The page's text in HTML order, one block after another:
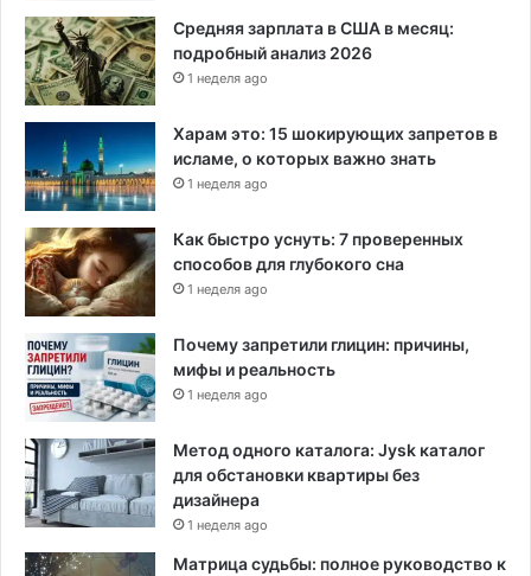
Средняя зарплата в США в месяц:
подробный анализ 2026
1 неделя ago
Харам это: 15 шокирующих запретов в
исламе, о которых важно знать
1 неделя ago
Как быстро уснуть: 7 проверенных
способов для глубокого сна
1 неделя ago
Почему запретили глицин: причины,
мифы и реальность
1 неделя ago
Метод одного каталога: Jysk каталог
для обстановки квартиры без
дизайнера
1 неделя ago
Матрица судьбы: полное руководство к